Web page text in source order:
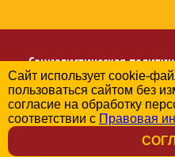
Социалистическая
Региональное отделение
©
Политика в отношении
Сайт использует cookie-
пользоваться сайтом без
согласие на обработку
соответствии с Правовая